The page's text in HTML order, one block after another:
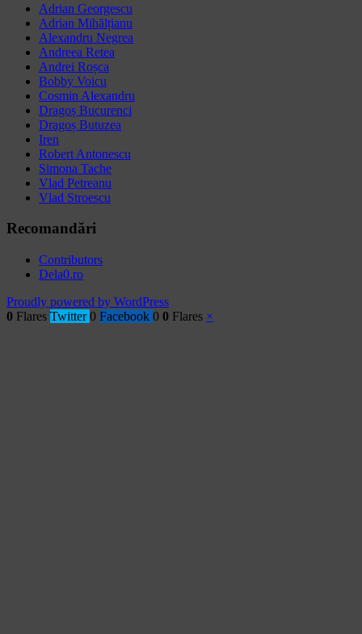
Adrian Georgescu
Adrian Mihălțianu
Alexandru Negrea
Andreea Retea
Andrei Roșca
Bobby Voicu
Cosmin Alexandru
Dragoș Bucurenci
Dragoș Butuzea
Iren
Robert Antonescu
Simona Tache
Vlad Petreanu
Vlad Stroescu
Recomandări
Contributors
Dela0.ro
Proudly powered by WordPress
0 Flares Twitter 0 Facebook 0 0 Flares ×